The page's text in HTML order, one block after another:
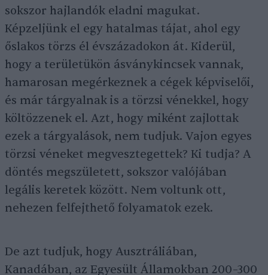
sokszor hajlandók eladni magukat.
Képzeljünk el egy hatalmas tájat, ahol egy
őslakos törzs él évszázadokon át. Kiderül,
hogy a területükön ásványkincsek vannak,
hamarosan megérkeznek a cégek képviselői,
és már tárgyalnak is a törzsi vénekkel, hogy
költözzenek el. Azt, hogy miként zajlottak
ezek a tárgyalások, nem tudjuk. Vajon egyes
törzsi véneket megvesztegettek? Ki tudja? A
döntés megszületett, sokszor valójában
legális keretek között. Nem voltunk ott,
nehezen felfejthető folyamatok ezek.
De azt tudjuk, hogy Ausztráliában,
Kanadában, az Egyesült Államokban 200–300